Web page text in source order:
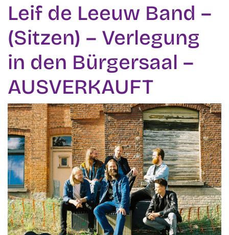
Leif de Leeuw Band –
(Sitzen) – Verlegung
in den Bürgersaal –
AUSVERKAUFT